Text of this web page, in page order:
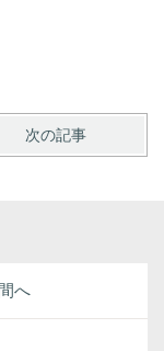
次の記事
へ